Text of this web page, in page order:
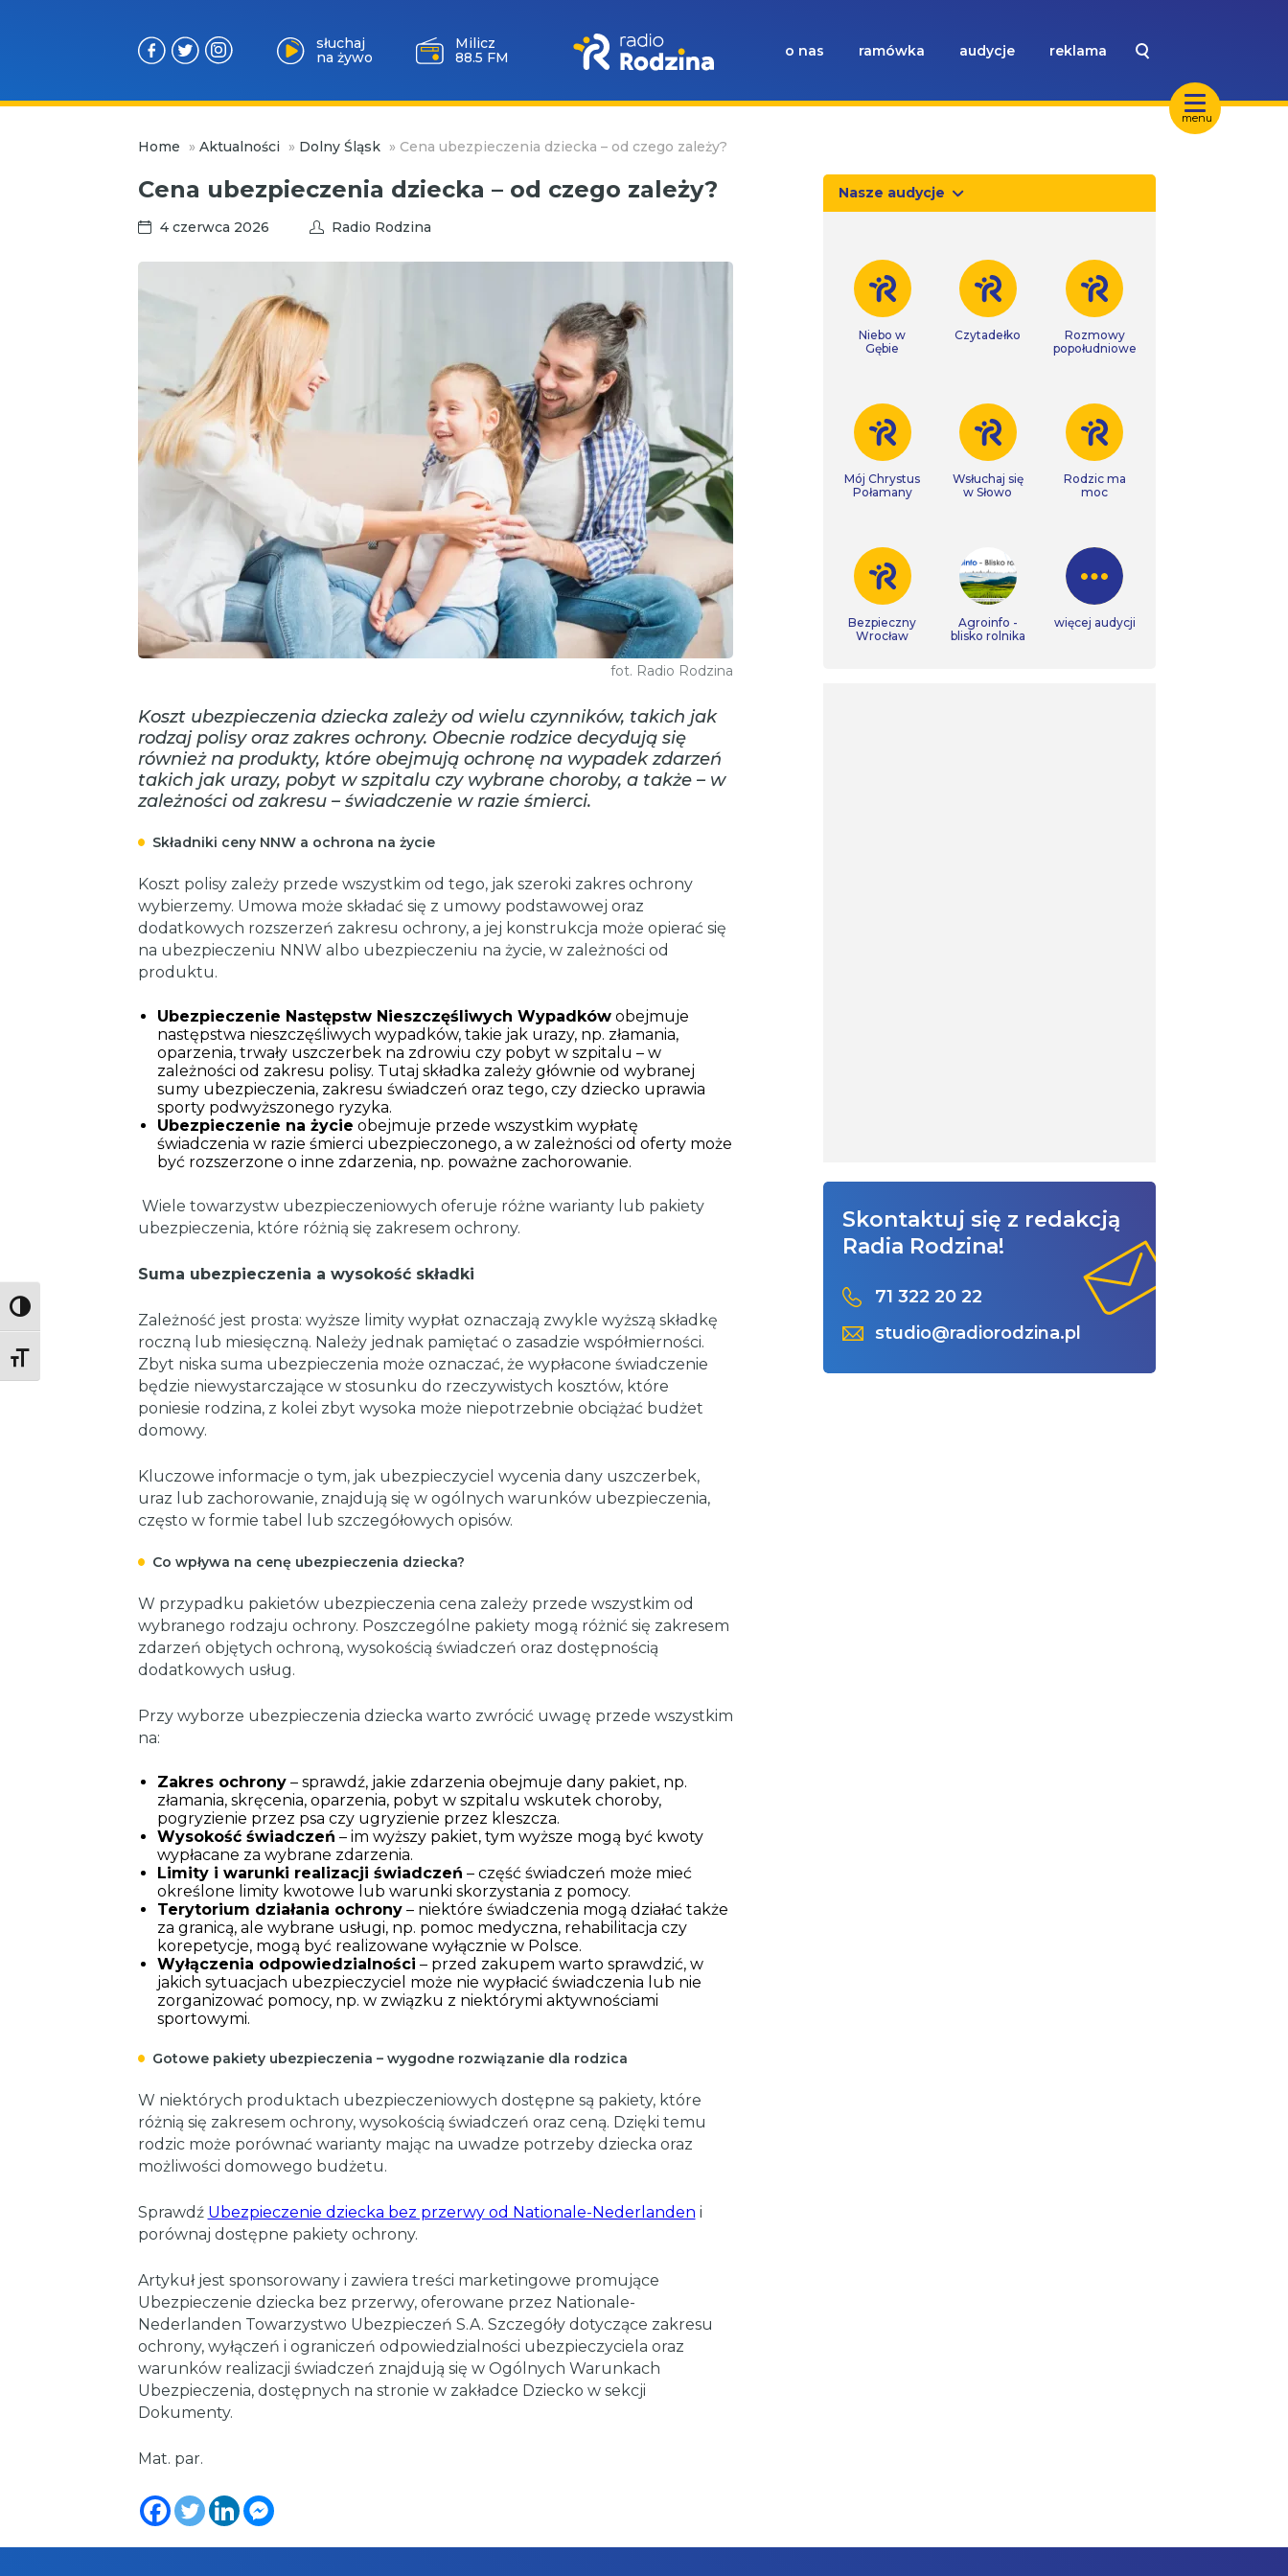
Toggle High Contrast
Toggle Font size
menu
słuchaj
na żywo
Milicz
88.5 FM
o nas ramówka audycje reklama
Home » Aktualności » Dolny Śląsk » Cena ubezpieczenia dziecka – od czego zależy?
Cena ubezpieczenia dziecka – od czego zależy?
4 czerwca 2026 Radio Rodzina
fot. Radio Rodzina
Koszt ubezpieczenia dziecka zależy od wielu czynników, takich jak
rodzaj polisy oraz zakres ochrony. Obecnie rodzice decydują się
również na produkty, które obejmują ochronę na wypadek zdarzeń
takich jak urazy, pobyt w szpitalu czy wybrane choroby, a także – w
zależności od zakresu – świadczenie w razie śmierci.
Składniki ceny NNW a ochrona na życie
Koszt polisy zależy przede wszystkim od tego, jak szeroki zakres ochrony
wybierzemy. Umowa może składać się z umowy podstawowej oraz
dodatkowych rozszerzeń zakresu ochrony, a jej konstrukcja może opierać się
na ubezpieczeniu NNW albo ubezpieczeniu na życie, w zależności od
produktu.
Ubezpieczenie Następstw Nieszczęśliwych Wypadkówobejmuje
następstwa nieszczęśliwych wypadków, takie jak urazy, np. złamania,
oparzenia, trwały uszczerbek na zdrowiu czy pobyt w szpitalu – w
zależności od zakresu polisy. Tutaj składka zależy głównie od wybranej
sumy ubezpieczenia, zakresu świadczeń oraz tego, czy dziecko uprawia
sporty podwyższonego ryzyka.
Ubezpieczenie na życie obejmuje przede wszystkim wypłatę
świadczenia w razie śmierci ubezpieczonego, a w zależności od oferty może
być rozszerzone o inne zdarzenia, np. poważne zachorowanie.
Wiele towarzystw ubezpieczeniowych oferuje różne warianty lub pakiety
ubezpieczenia, które różnią się zakresem ochrony.
Suma ubezpieczenia a wysokość składki
Zależność jest prosta: wyższe limity wypłat oznaczają zwykle wyższą składkę
roczną lub miesięczną. Należy jednak pamiętać o zasadzie współmierności.
Zbyt niska suma ubezpieczenia może oznaczać, że wypłacone świadczenie
będzie niewystarczające w stosunku do rzeczywistych kosztów, które
poniesie rodzina, z kolei zbyt wysoka może niepotrzebnie obciążać budżet
domowy.
Kluczowe informacje o tym, jak ubezpieczyciel wycenia dany uszczerbek,
uraz lub zachorowanie, znajdują się w ogólnych warunków ubezpieczenia,
często w formie tabel lub szczegółowych opisów.
Co wpływa na cenę ubezpieczenia dziecka?
W przypadku pakietów ubezpieczenia cena zależy przede wszystkim od
wybranego rodzaju ochrony. Poszczególne pakiety mogą różnić się zakresem
zdarzeń objętych ochroną, wysokością świadczeń oraz dostępnością
dodatkowych usług.
Przy wyborze ubezpieczenia dziecka warto zwrócić uwagę przede wszystkim
na:
Zakres ochrony– sprawdź, jakie zdarzenia obejmuje dany pakiet, np.
złamania, skręcenia, oparzenia, pobyt w szpitalu wskutek choroby,
pogryzienie przez psa czy ugryzienie przez kleszcza.
Wysokość świadczeń – im wyższy pakiet, tym wyższe mogą być kwoty
wypłacane za wybrane zdarzenia.
Limity i warunki realizacji świadczeń – część świadczeń może mieć
określone limity kwotowe lub warunki skorzystania z pomocy.
Terytorium działania ochrony– niektóre świadczenia mogą działać także
za granicą, ale wybrane usługi, np. pomoc medyczna, rehabilitacja czy
korepetycje, mogą być realizowane wyłącznie w Polsce.
Wyłączenia odpowiedzialności – przed zakupem warto sprawdzić, w
jakich sytuacjach ubezpieczyciel może nie wypłacić świadczenia lub nie
zorganizować pomocy, np. w związku z niektórymi aktywnościami
sportowymi.
Gotowe pakiety ubezpieczenia – wygodne rozwiązanie dla rodzica
W niektórych produktach ubezpieczeniowych dostępne są pakiety, które
różnią się zakresem ochrony, wysokością świadczeń oraz ceną. Dzięki temu
rodzic może porównać warianty mając na uwadze potrzeby dziecka oraz
możliwości domowego budżetu.
Sprawdź Ubezpieczenie dziecka bez przerwy od Nationale-Nederlanden i
porównaj dostępne pakiety ochrony.
Artykuł jest sponsorowany i zawiera treści marketingowe promujące
Ubezpieczenie dziecka bez przerwy, oferowane przez Nationale-
Nederlanden Towarzystwo Ubezpieczeń S.A. Szczegóły dotyczące zakresu
ochrony, wyłączeń i ograniczeń odpowiedzialności ubezpieczyciela oraz
warunków realizacji świadczeń znajdują się w Ogólnych Warunkach
Ubezpieczenia, dostępnych na stronie w zakładce Dziecko w sekcji
Dokumenty.
Mat. par.
Nasze audycje
Niebo w
Gębie
Czytadełko
Rozmowy
popołudniowe
Mój Chrystus
Połamany
Wsłuchaj się
w Słowo
Rodzic ma
moc
Bezpieczny
Wrocław
Agroinfo -
blisko rolnika
więcej audycji
Skontaktuj się z redakcją
Radia Rodzina!
71 322 20 22
studio@radiorodzina.pl